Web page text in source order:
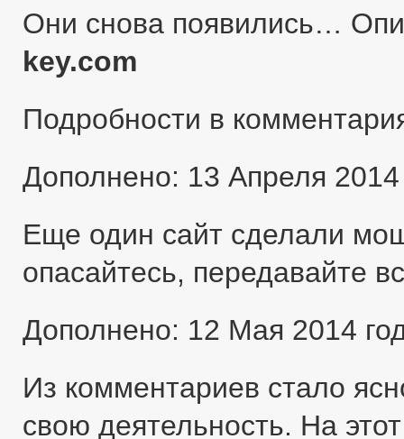
Они снова появились…
key.com
Подробности в
Дополнено: 13 Апреля 2014
Еще один сайт сделали
опасайтесь, передавайте
Дополнено: 12 Мая 2014
Из комментариев стало
свою деятельность. На